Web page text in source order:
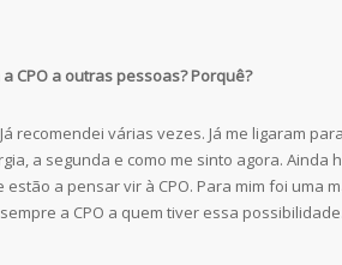
CPO a outras pessoas? Porquê?
recomendei várias vezes. Já me ligaram
a segunda e como me sinto agora. Ainda
estão a pensar vir à CPO. Para mim foi uma
a CPO a quem tiver essa